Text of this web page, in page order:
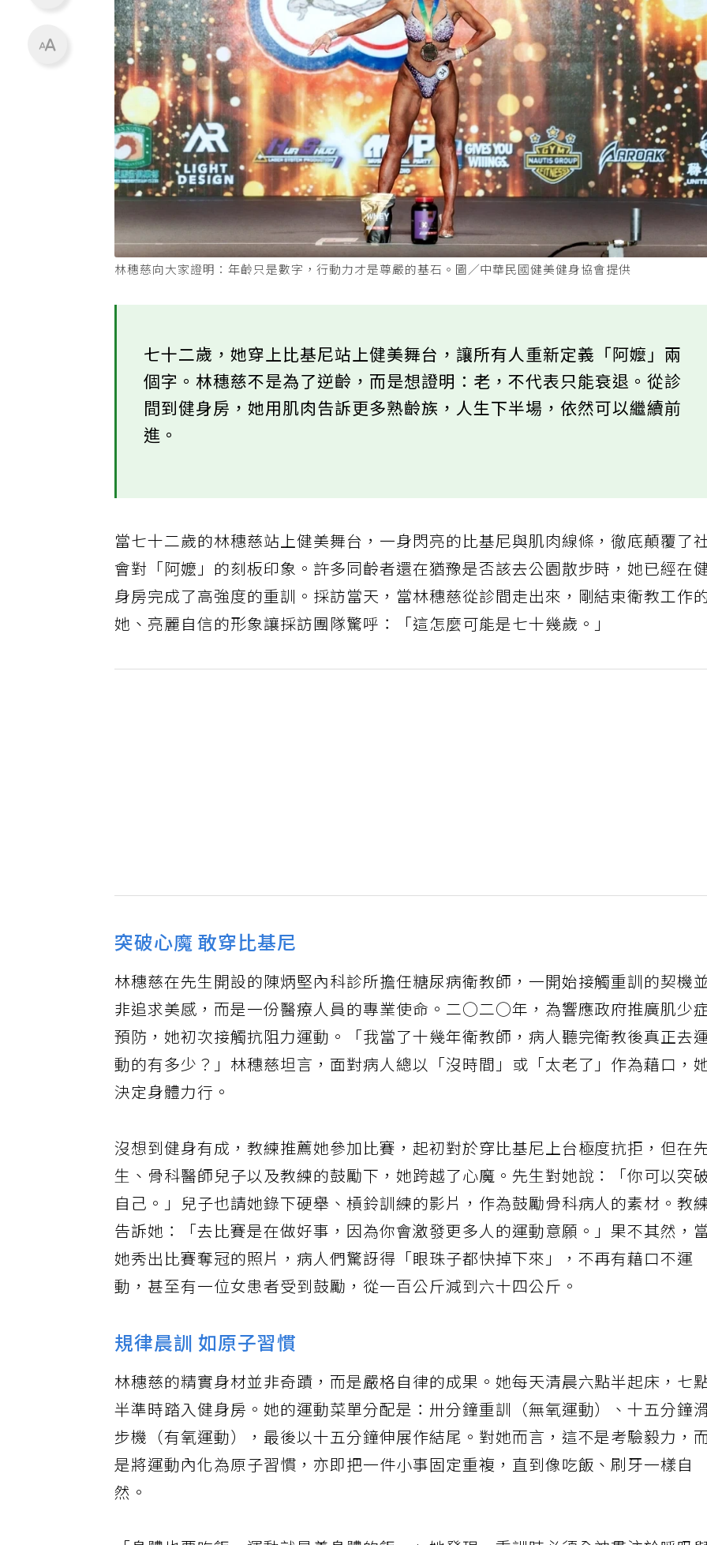
林穗慈向大家證明：年齡只是數字，行動力才是尊嚴的基石。圖／中華民國健美健身協會提供
七十二歲，她穿上比基尼站上健美舞台，讓所有人重新定義「阿嬤」兩
個字。林穗慈不是為了逆齡，而是想證明：老，不代表只能衰退。從診
間到健身房，她用肌肉告訴更多熟齡族，人生下半場，依然可以繼續前
進。
當七十二歲的林穗慈站上健美舞台，一身閃亮的比基尼與肌肉線條，徹底顛覆了
會對「阿嬤」的刻板印象。許多同齡者還在猶豫是否該去公園散步時，她已經在
身房完成了高強度的重訓。採訪當天，當林穗慈從診間走出來，剛結束衛教工作的
她、亮麗自信的形象讓採訪團隊驚呼：「這怎麼可能是七十幾歲。」
突破心魔 敢穿比基尼
林穗慈在先生開設的陳炳堅內科診所擔任糖尿病衛教師，一開始接觸重訓的契機
非追求美感，而是一份醫療人員的專業使命。二○二○年，為響應政府推廣肌少
預防，她初次接觸抗阻力運動。「我當了十幾年衛教師，病人聽完衛教後真正去
動的有多少？」林穗慈坦言，面對病人總以「沒時間」或「太老了」作為藉口，
決定身體力行。
沒想到健身有成，教練推薦她參加比賽，起初對於穿比基尼上台極度抗拒，但在
生、骨科醫師兒子以及教練的鼓勵下，她跨越了心魔。先生對她說：「你可以突
自己。」兒子也請她錄下硬舉、槓鈴訓練的影片，作為鼓勵骨科病人的素材。教
告訴她：「去比賽是在做好事，因為你會激發更多人的運動意願。」果不其然，當
她秀出比賽奪冠的照片，病人們驚訝得「眼珠子都快掉下來」，不再有藉口不運
動，甚至有一位女患者受到鼓勵，從一百公斤減到六十四公斤。
規律晨訓 如原子習慣
林穗慈的精實身材並非奇蹟，而是嚴格自律的成果。她每天清晨六點半起床，七
半準時踏入健身房。她的運動菜單分配是：卅分鐘重訓（無氧運動）、十五分鐘滑
步機（有氧運動），最後以十五分鐘伸展作結尾。對她而言，這不是考驗毅力，而
是將運動內化為原子習慣，亦即把一件小事固定重複，直到像吃飯、刷牙一樣自
然。